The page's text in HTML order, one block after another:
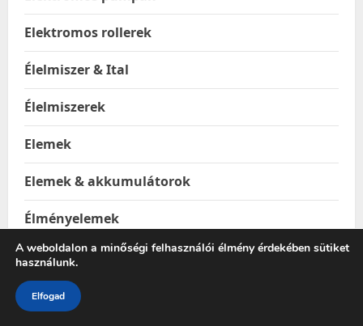
Elektromos rollerek
Élelmiszer & Ital
Élelmiszerek
Elemek
Elemek & akkumulátorok
Élményelemek
Elsősegély
Élvefogó állatcsapdák
A weboldalon a minőségi felhasználói élmény érdekében sütiket
használunk.
Elfogad